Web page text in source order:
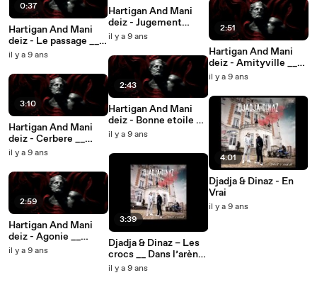
0:37
Hartigan And Mani
deiz - Le passage __
Purgatoire (2017) (1)
il y a 9 ans
3:10
Hartigan And Mani
deiz - Cerbere __
Purgatoire (2017)
il y a 9 ans
2:59
Hartigan And Mani
deiz - Agonie __
Purgatoire (2017)
il y a 9 ans
Hartigan And Mani
deiz - Jugement
dernier (feat. Furax
Purgatoire
il y a 9 ans
2:43
Hartigan And Mani
deiz - Bonne etoile __
Purgatoire (2017)
il y a 9 ans
3:39
Djadja & Dinaz – Les
crocs __ Dans l’arène
(2017)
il y a 9 ans
2:51
Hartigan And Mani
deiz - Amityville __
Purgatoire (2017)
il y a 9 ans
4:01
Djadja & Dinaz - En
Vrai
il y a 9 ans